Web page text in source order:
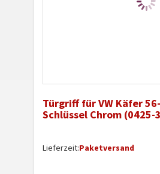
Türgriff für VW Käfer
Schlüssel Chrom (0425-
Lieferzeit:Paketversand